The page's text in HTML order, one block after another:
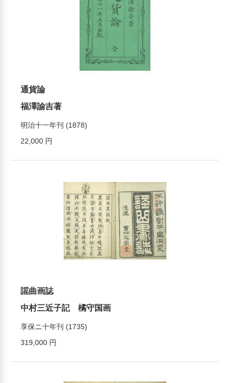
通貨論
福澤諭吉著
明治十一年刊 (1878)
22,000 円
謡曲画誌
中村三近子記 橘守国画
享保ニ十年刊 (1735)
319,000 円